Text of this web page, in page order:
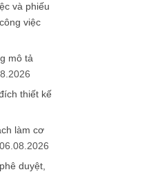
và phiếu
việc
mô tả
thiết kế
làm cơ
06.08.2026
duyệt,